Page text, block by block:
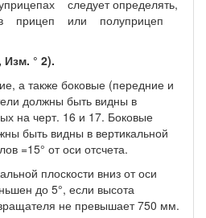
следует определять,
прицеп или полуприцеп
° 2).
а также боковые (передние и
должны быть видны в
на черт. 16 и 17. Боковые
быть видны в вертикальной
=15° от оси отсчета.
плоскости вниз от оси
до 5°, если высота
не превышает 750 мм.